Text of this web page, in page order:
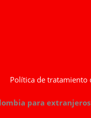
Política de tratamiento
para extranjeros